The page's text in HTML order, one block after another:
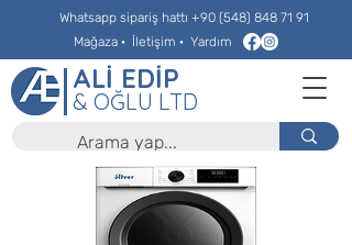
ALİ EDİP
& OĞLU LTD
Whatsapp sipariş hattı +90 (548) 848 71 91
Mağaza · İletişim · Yardım